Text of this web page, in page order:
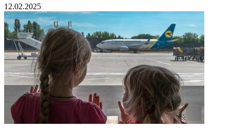
12.02.2025